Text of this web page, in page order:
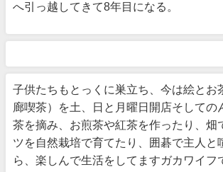
へ引っ越してきて8年目になる。
子供たちもとっくに巣立ち、今は絵とお
廊喫茶）を土、日と月曜日開店そしての
茶を摘み、お煎茶や紅茶を作ったり、畑
ツを自然栽培で育てたり、囲碁で主人と
ら、楽しんで生活をしてますガカワイフ